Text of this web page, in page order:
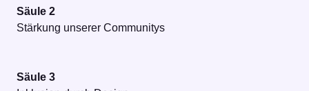
Säule 2
Stärkung unserer Communitys
Säule 3